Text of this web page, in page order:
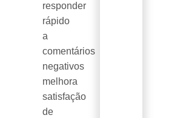
responder
rápido
a
comentários
negativos
melhora
satisfação
de